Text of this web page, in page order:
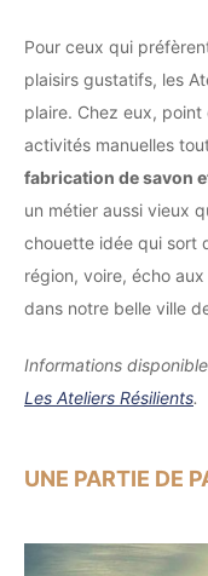
Pour ceux qui
plaisirs gustatifs, les
plaire. Chez eux,
activités manuelles
fabrication de savon
un métier aussi vieux
chouette idée qui sort
région, voire, écho
dans notre belle ville
Informations
Les Ateliers Résilients.
UNE PARTIE DE